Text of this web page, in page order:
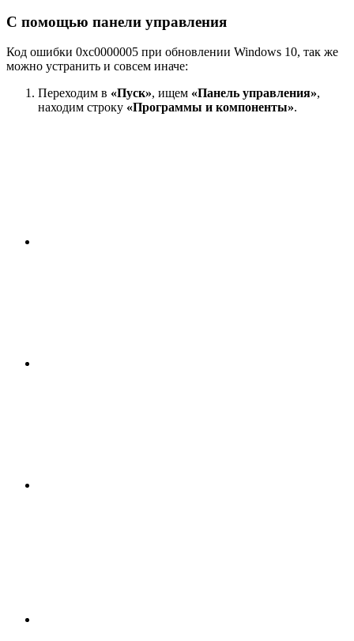
С помощью панели управления
Код ошибки 0xc0000005 при обновлении Windows 10, так же
можно устранить и совсем иначе:
Переходим в «Пуск», ищем «Панель управления»,
находим строку «Программы и компоненты».